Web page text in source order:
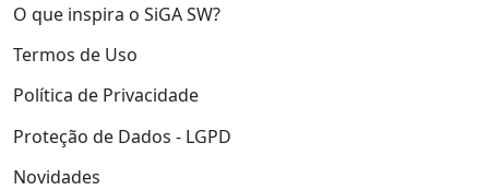
O que inspira o SiGA SW?
Termos de Uso
Política de Privacidade
Proteção de Dados - LGPD
Novidades